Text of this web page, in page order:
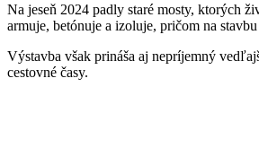
Na jeseň 2024 padly staré mosty, ktorých
armuje, betónuje a izoluje, pričom na
Výstavba však prináša aj nepríjemný
cestovné časy.